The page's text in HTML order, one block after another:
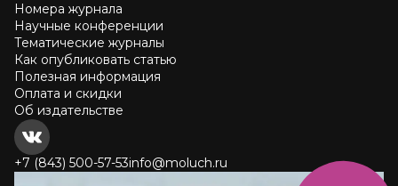
Номера журнала
Научные конференции
Тематические журналы
Как опубликовать статью
Полезная информация
Оплата и скидки
Об издательстве
+7 (843) 500-57-53info@moluch.ru